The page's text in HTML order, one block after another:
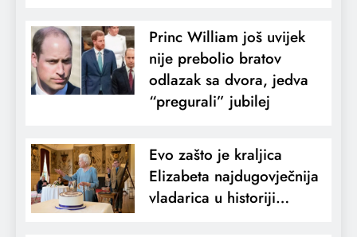
Princ William još uvijek
nije prebolio bratov
odlazak sa dvora, jedva
“pregurali” jubilej
Evo zašto je kraljica
Elizabeta najdugovječnija
vladarica u historiji…